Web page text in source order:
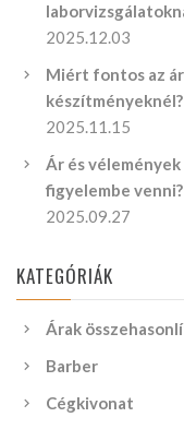
2025.12.03
Miért fontos az
készítményeknél?
2025.11.15
Ár és
figyelembe venni?
2025.09.27
KATEGÓRIÁK
Árak
Barber
Cégkivonat